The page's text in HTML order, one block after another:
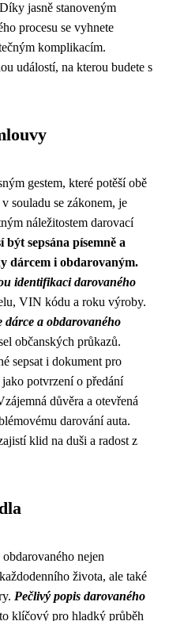
Díky jasně stanoveným
procesu se vyhnete
komplikacím.
událostí, na kterou budete s
gestem, které potěší obě
souladu se zákonem, je
náležitostem darovací
sepsána písemně a
dárcem i obdarovaným.
identifikaci darovaného
VIN kódu a roku výroby.
dárce a obdarovaného
občanských průkazů.
sepsat i dokument pro
potvrzení o předání
důvěra a otevřená
darování auta.
klid na duši a radost z
nejen
života, ale také
Pečlivý popis darovaného
klíčový pro hladký průběh